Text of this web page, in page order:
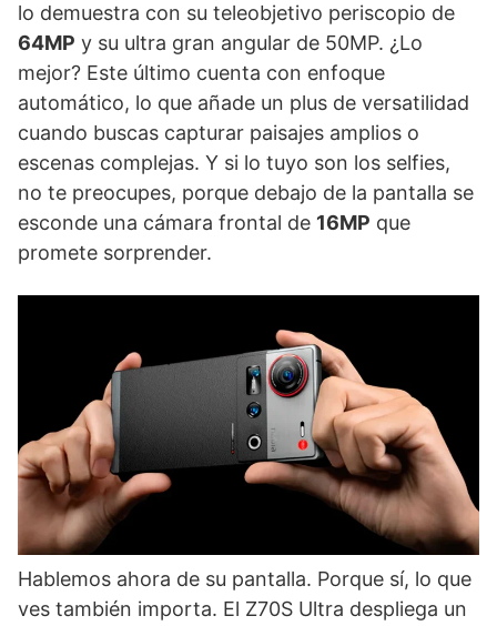
lo demuestra con su teleobjetivo periscopio de
64MP y su ultra gran angular de 50MP. ¿Lo
mejor? Este último cuenta con enfoque
automático, lo que añade un plus de versatilidad
cuando buscas capturar paisajes amplios o
escenas complejas. Y si lo tuyo son los selfies,
no te preocupes, porque debajo de la pantalla se
esconde una cámara frontal de 16MP que
promete sorprender.
Hablemos ahora de su pantalla. Porque sí, lo que
ves también importa. El Z70S Ultra despliega un